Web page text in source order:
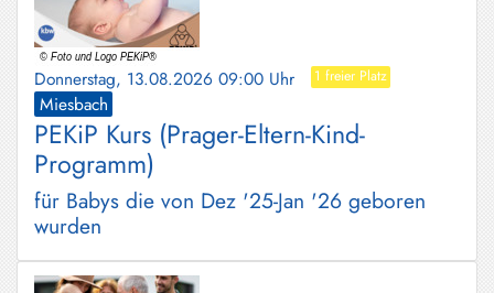
Donnerstag, 13.08.2026 09:00 Uhr 1 freier Platz
Miesbach
PEKiP Kurs (Prager-Eltern-Kind-
Programm)
für Babys die von Dez '25-Jan '26 geboren
wurden